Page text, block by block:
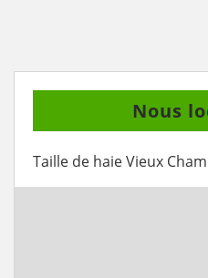
Nous
Taille de haie Vieux